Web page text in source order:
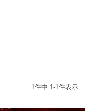
1件中 1-1件表示